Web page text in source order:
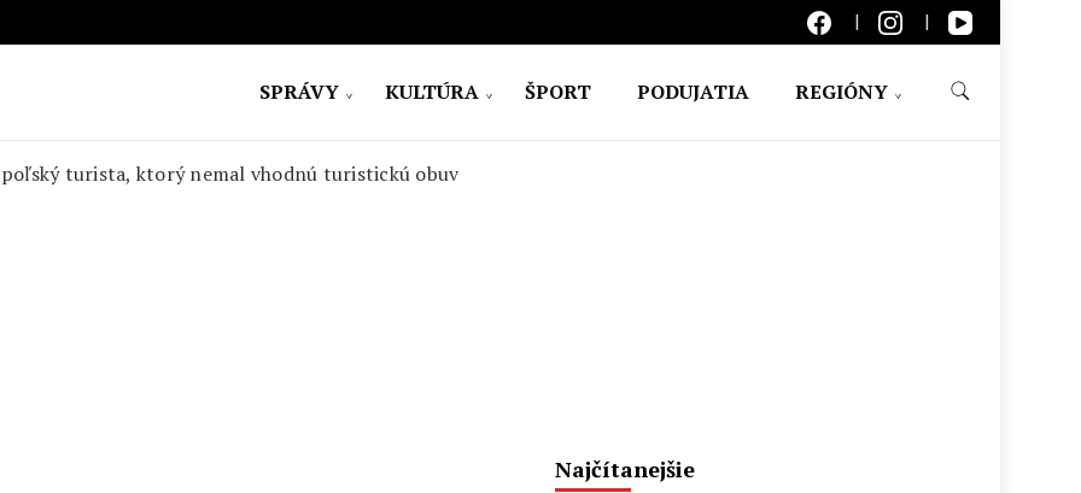
SPRÁVY KULTÚRA ŠPORT PODUJATIA REGIÓNY
turista, ktorý nemal vhodnú turistickú obuv
Najčítanejšie